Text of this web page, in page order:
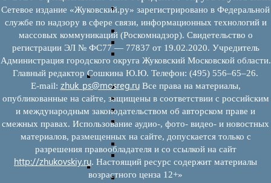
Нормативные правовые акты по
перечней
Административные регламенты
Программы по развитию МСП
Нормативные правовые акты по
мерам поддержки субъектов МСП
Имущество для бизнеса
Перечень имущества для МСП
Паспорта объектов, включенных в
Информация о льготах
Сведения о коммерческой недвижимости,
предлагаемой бизнесу
Сведения о проводимых торгах
Инвестиционная карта Московской
Коллегиальный орган
Регламентирующие документы
Сетевое издание «Жуковский.ру» зарегистрировано в Федеральной
службе по надзору в сфере связи, информационных технологий и
массовых коммуникаций (Роскомнадзор). Свидетельство о
регистрации ЭЛ № ФС77 — 77837 от 19.02.2020. Учредитель
Администрация городского округа Жуковский Московской области.
Главный редактор Сошкина Ю.Ю. Телефон: (495) 556–65–26.
E‑mail: zhuk_ps@mosreg.ruВсе права на материалы,
опубликованные на сайте, защищены в соответствии с российским
и международным законодательством об авторском праве и
смежных правах. Использование аудио-, фото- видео- и новостных
материалов, размещенных на сайте, допускается только с
разрешения правообладателя и со ссылкой на сайт
http://zhukovskiy.ru. Настоящий ресурс содержит материалы
возрастного ценза 12+»